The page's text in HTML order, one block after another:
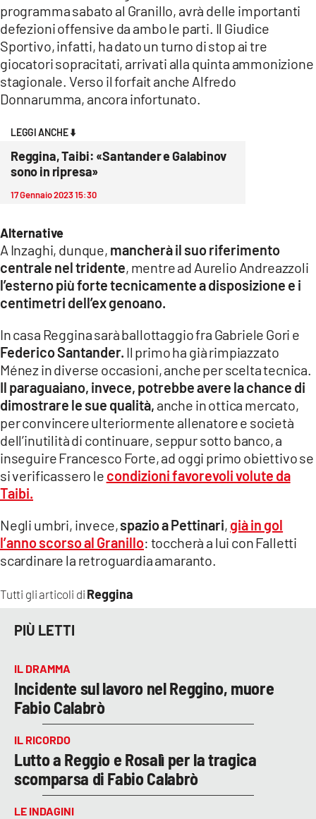
LACTV.IT
LACONAIR.IT
LACITYMAG.IT
ILREGGINO.IT
COSENZACHANNEL.IT
LACAPITALENEWS.IT
App
APPLE
Tutti gli articoli di Reggina
programma sabato al Granillo, avrà delle importanti
defezioni offensive da ambo le parti. Il Giudice
Sportivo, infatti, ha dato un turno di stop ai tre
giocatori sopracitati, arrivati alla quinta ammonizione
stagionale. Verso il forfait anche Alfredo
Donnarumma, ancora infortunato.
LEGGI ANCHE ⬇️
Reggina, Taibi: «Santander e Galabinov
sono in ripresa»
17 Gennaio 2023 15:30
Alternative
A Inzaghi, dunque, mancherà il suo riferimento
centrale nel tridente, mentre ad Aurelio Andreazzoli
l’esterno più forte tecnicamente a disposizione e i
centimetri dell’ex genoano.
In casa Reggina sarà ballottaggio fra Gabriele Gori e
Federico Santander. Il primo ha già rimpiazzato
Ménez in diverse occasioni, anche per scelta tecnica.
Il paraguaiano, invece, potrebbe avere la chance di
dimostrare le sue qualità, anche in ottica mercato,
per convincere ulteriormente allenatore e società
dell’inutilità di continuare, seppur sotto banco, a
inseguire Francesco Forte, ad oggi primo obiettivo se
si verificassero le condizioni favorevoli volute da
Taibi.
Negli umbri, invece,spazio a Pettinari, già in gol
l’anno scorso al Granillo: toccherà a lui con Falletti
scardinare la retroguardia amaranto.
PIÙ LETTI
IL DRAMMA
Incidente sul lavoro nel Reggino, muore
Fabio Calabrò
IL RICORDO
Lutto a Reggio e Rosalì per la tragica
scomparsa di Fabio Calabrò
LE INDAGINI